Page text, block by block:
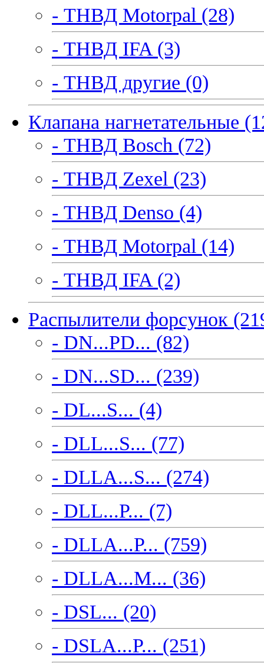
- ТНВД Motorpal (28)
- ТНВД IFA (3)
- ТНВД другие (0)
Клапана нагнетательные
- ТНВД Bosch (72)
- ТНВД Zexel (23)
- ТНВД Denso (4)
- ТНВД Motorpal (14)
- ТНВД IFA (2)
Распылители форсунок
- DN...PD... (82)
- DN...SD... (239)
- DL...S... (4)
- DLL...S... (77)
- DLLA...S... (274)
- DLL...P... (7)
- DLLA...P... (759)
- DLLA...M... (36)
- DSL... (20)
- DSLA...P... (251)